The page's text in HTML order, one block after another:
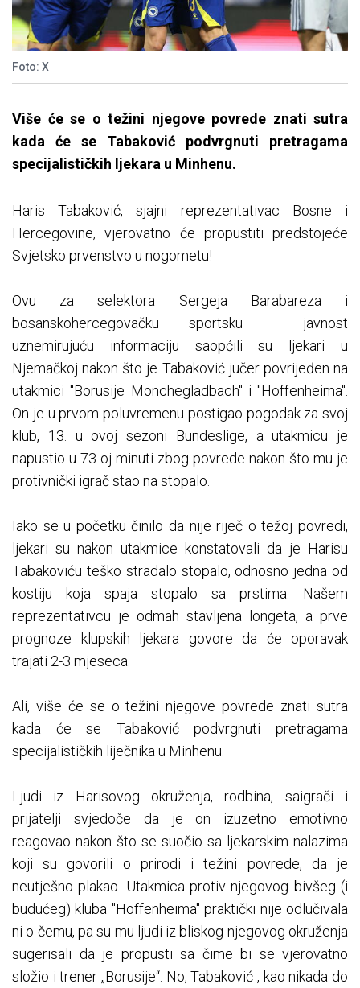
Foto: X
Više će se o težini njegove povrede znati sutra
kada će se Tabaković podvrgnuti pretragama
specijalističkih ljekara u Minhenu.
Haris Tabaković, sjajni reprezentativac Bosne i
Hercegovine, vjerovatno će propustiti predstojeće
Svjetsko prvenstvo u nogometu!
Ovu za selektora Sergeja Barabareza i
bosanskohercegovačku sportsku javnost
uznemirujuću informaciju saopćili su ljekari u
Njemačkoj nakon što je Tabaković jučer povrijeđen na
utakmici "Borusije Monchegladbach" i "Hoffenheima".
On je u prvom poluvremenu postigao pogodak za svoj
klub, 13. u ovoj sezoni Bundeslige, a utakmicu je
napustio u 73-oj minuti zbog povrede nakon što mu je
protivnički igrač stao na stopalo.
Iako se u početku činilo da nije riječ o težoj povredi,
ljekari su nakon utakmice konstatovali da je Harisu
Tabakoviću teško stradalo stopalo, odnosno jedna od
kostiju koja spaja stopalo sa prstima. Našem
reprezentativcu je odmah stavljena longeta, a prve
prognoze klupskih ljekara govore da će oporavak
trajati 2-3 mjeseca.
Ali, više će se o težini njegove povrede znati sutra
kada će se Tabaković podvrgnuti pretragama
specijalističkih liječnika u Minhenu.
Ljudi iz Harisovog okruženja, rodbina, saigrači i
prijatelji svjedoče da je on izuzetno emotivno
reagovao nakon što se suočio sa ljekarskim nalazima
koji su govorili o prirodi i težini povrede, da je
neutješno plakao. Utakmica protiv njegovog bivšeg (i
budućeg) kluba "Hoffenheima" praktički nije odlučivala
ni o čemu, pa su mu ljudi iz bliskog njegovog okruženja
sugerisali da je propusti sa čime bi se vjerovatno
složio i trener „Borusije“. No, Tabaković , kao nikada do